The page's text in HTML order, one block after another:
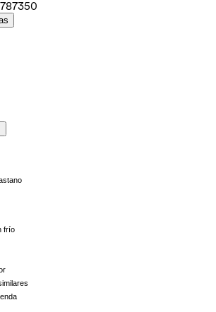
frío